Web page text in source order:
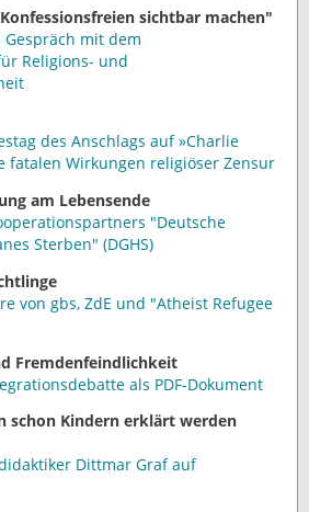
sichtbar machen"
mit dem
Religions- und
des Anschlags auf »Charlie
fatalen Wirkungen religiöser Zensur
am Lebensende
"Deutsche
Sterben" (DGHS)
von gbs, ZdE und "Atheist Refugee
Fremdenfeindlichkeit
als PDF-Dokument
schon Kindern erklärt werden
Dittmar Graf auf